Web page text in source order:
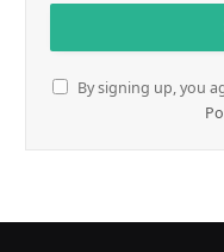
By signing up, you